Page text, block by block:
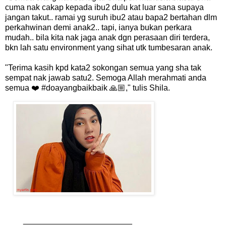
cuma nak cakap kepada ibu2 dulu kat luar sana supaya
jangan takut.. ramai yg suruh ibu2 atau bapa2 bertahan dlm
perkahwinan demi anak2.. tapi, ianya bukan perkara
mudah.. bila kita nak jaga anak dgn perasaan diri terdera,
bkn lah satu environment yang sihat utk tumbesaran anak.
"Terima kasih kpd kata2 sokongan semua yang sha tak
sempat nak jawab satu2. Semoga Allah merahmati anda
semua ❤️ #doayangbaikbaik 🙏🏼," tulis Shila.